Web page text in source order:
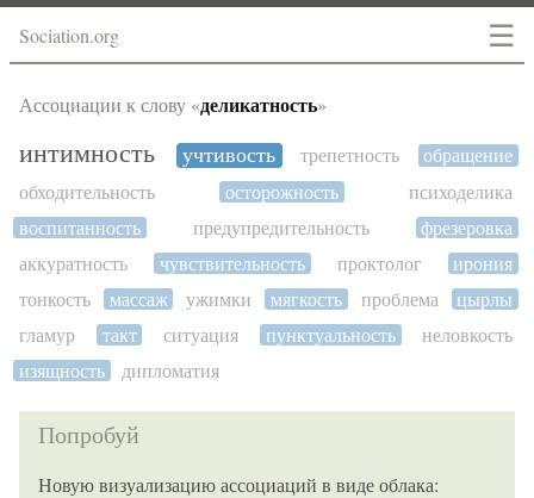
☰
Sociation.org
Ассоциации к слову «деликатность»
интимность учтивость трепетность
обращение
обходительность
осторожность
психоделика
воспитанность
предупредительность
фрезеровка
аккуратность
чувствительность проктолог
ирония
тонкость
массаж ужимки мягкость проблема
цырлы
гламур
такт ситуация пунктуальность
неловкость
изящность
дипломатия
Попробуй
Новую визуализацию ассоциаций в виде облака: